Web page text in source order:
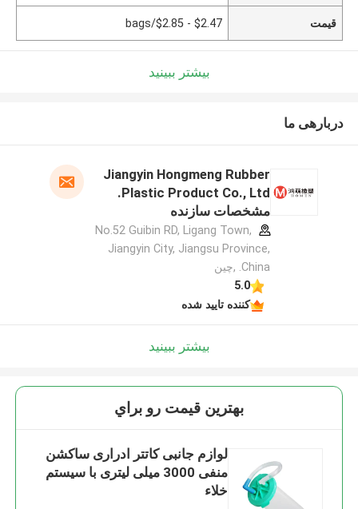
قیمت $2.47 - $2.85/bags
بیشتر ببینید
دربارهی ما
Jiangyin Hongmeng Rubber
Plastic Product Co., Ltd.
مشخصات سازنده
No.52 Guibin RD, Ligang Town,
Jiangyin City, Jiangsu Province,
China. ,چین
5.0
کننده تایید شده
بیشتر ببینید
بهترين قيمت رو براي
لوازم جانبی کاتتر ادراری ساکشن
منفی 3000 میلی لیتری با سیستم
خلاء